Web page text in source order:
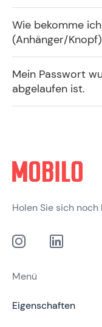
Wie bekomme
(Anhänger/
Mein Passwort
abgelaufen ist.
Holen Sie sich
Menü
Eigenschaften